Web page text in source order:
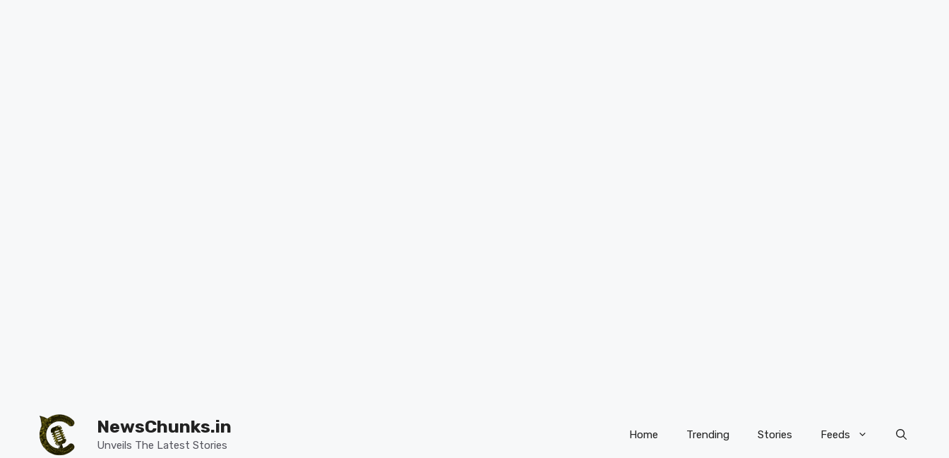
content
NewsChunks.in
Unveils The Latest Stories
Home Trending Stories Feeds